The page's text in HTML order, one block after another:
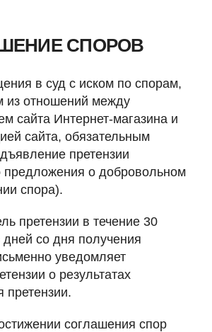
СПОРОВ
в суд с иском по спорам,
из отношений между
сайта Интернет-магазина и
сайта, обязательным
претензии
предложения о добровольном
спора).
претензии в течение 30
со дня получения
уведомляет
о результатах
претензии.
соглашения спор